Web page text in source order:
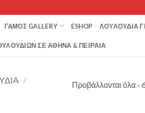
ΓΆΜΟΣ GALLERY ESHOP ΛΟΥΛΟΥΔΙΑ
ΣΕ ΑΘΉΝΑ & ΠΕΙΡΑΙΆ
/
Προβάλλονται όλα -